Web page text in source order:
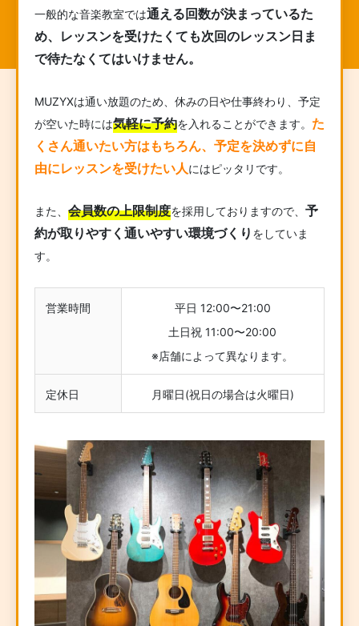
一般的な音楽教室では通える回数が決まっているた
め、レッスンを受けたくても次回のレッスン日ま
で待たなくてはいけません。
MUZYXは通い放題のため、休みの日や仕事終わり、予定
が空いた時には気軽に予約を入れることができます。 た
くさん通いたい方はもちろん、予定を決めずに自
由にレッスンを受けたい人にはピッタリです。
また、 会員数の上限制度を採用しておりますので、 予
約が取りやすく通いやすい環境づくり をしていま
す。
営業時間
平日 12:00〜21:00
土日祝 11:00〜20:00
※店舗によって異なります。
定休日 月曜日(祝日の場合は火曜日)